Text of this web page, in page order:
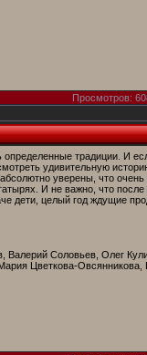
Просмотров:
традиции. И
удивительную
уверены, что
И не важно, что после
дети, целый год ждущие
Соловьев, Олег
Цветкова-